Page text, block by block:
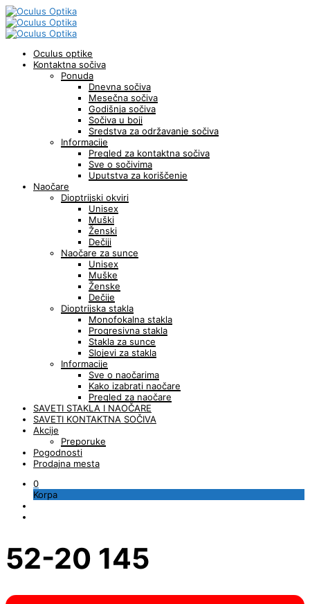
Oculus optike
Kontaktna sočiva
Ponuda
Dnevna sočiva
Mesečna sočiva
Godišnja sočiva
Sočiva u boji
Sredstva za održavanje sočiva
Informacije
Pregled za kontaktna sočiva
Sve o sočivima
Uputstva za koriščenje
Naočare
Dioptrijski okviri
Unisex
Muški
Ženski
Dečiji
Naočare za sunce
Unisex
Muške
Ženske
Dečije
Dioptrijska stakla
Monofokalna stakla
Progresivna stakla
Stakla za sunce
Slojevi za stakla
Informacije
Sve o naočarima
Kako izabrati naočare
Pregled za naočare
SAVETI STAKLA I NAOČARE
SAVETI KONTAKTNA SOČIVA
Akcije
Preporuke
Pogodnosti
Prodajna mesta
0
Korpa
52-20 145